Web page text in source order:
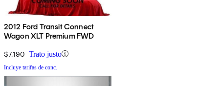
2012 Ford Transit Connect
Wagon XLT Premium FWD
$7,190 Trato justo
Incluye tarifas de conc.